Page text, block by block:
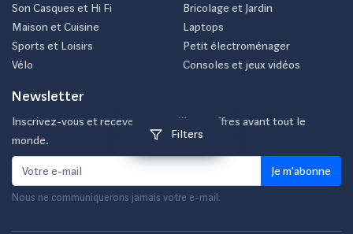
Filters
Son Casques et Hi Fi
Maison et Cuisine
Sports et Loisirs
Vélo
Bricolage et Jardin
Laptops
Petit électroménager
Consoles et jeux vidéos
Newsletter
Inscrivez-vous et recevez nos meilleurs offres avant tout le
monde.
Je m'abonne
Nous ne communiquerons jamais votre e-mail.